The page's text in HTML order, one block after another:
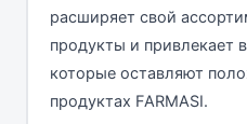
расширяет свой
продукты и привлекает
которые оставляют
продуктах FARMASI.